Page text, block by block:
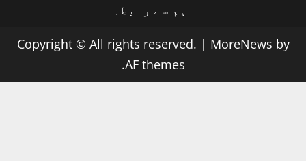
ہم سے رابطہ
Copyright © All rights reserved. | MoreNews by
AF themes.